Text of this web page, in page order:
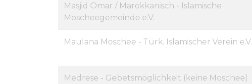
Masjid Omar / Marokkanisch - Islamische
Moscheegemeinde e.V.
Maulana Moschee - Türk. Islamischer Verein e.V.
Medrese - Gebetsmöglichkeit (keine Moschee)